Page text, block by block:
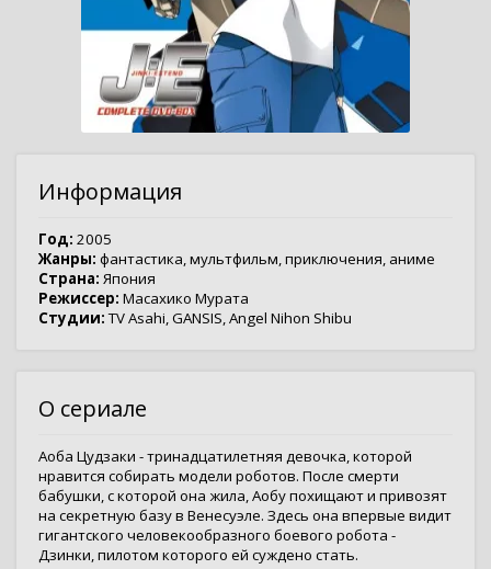
Информация
Год: 2005
Жанры: фантастика,мультфильм,приключения, аниме
Страна: Япония
Режиссер: Масахико Мурата
Студии: TV Asahi,GANSIS,Angel Nihon Shibu
О сериале
Аоба Цудзаки - тринадцатилетняя девочка, которой
нравится собирать модели роботов. После смерти
бабушки, с которой она жила, Аобу похищают и привозят
на секретную базу в Венесуэле. Здесь она впервые видит
гигантского человекообразного боевого робота -
Дзинки, пилотом которого ей суждено стать.